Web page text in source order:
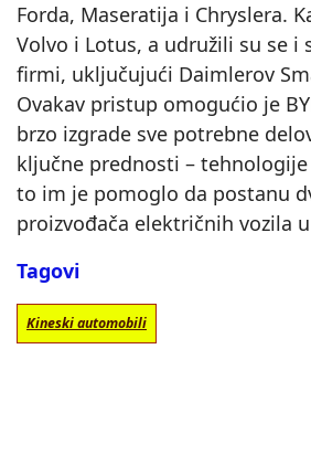
Forda, Maseratija i Chryslera.
Volvo i Lotus, a udružili su se i
firmi, uključujući Daimlerov
Ovakav pristup omogućio je
brzo izgrade sve potrebne
ključne prednosti –
to im je pomoglo da postanu
proizvođača električnih vozila
Tagovi
Kineski automobili